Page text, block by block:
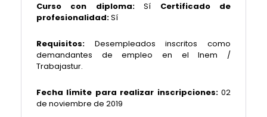
Curso con diploma:Sí Certificado de
profesionalidad:Sí
Requisitos: Desempleados inscritos como
demandantes de empleo en el Inem /
Trabajastur.
Fecha límite para realizar inscripciones:02
de noviembre de 2019